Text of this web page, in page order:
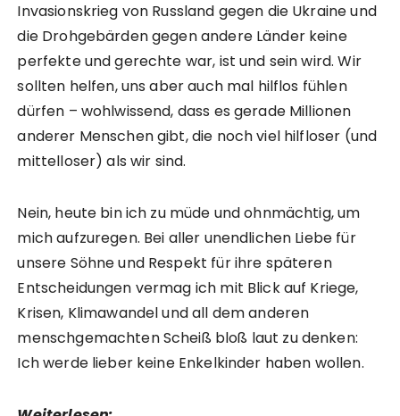
Invasionskrieg von Russland gegen die Ukraine und
die Drohgebärden gegen andere Länder keine
perfekte und gerechte war, ist und sein wird. Wir
sollten helfen, uns aber auch mal hilflos fühlen
dürfen – wohlwissend, dass es gerade Millionen
anderer Menschen gibt, die noch viel hilfloser (und
mittelloser) als wir sind.
Nein, heute bin ich zu müde und ohnmächtig, um
mich aufzuregen. Bei aller unendlichen Liebe für
unsere Söhne und Respekt für ihre späteren
Entscheidungen vermag ich mit Blick auf Kriege,
Krisen, Klimawandel und all dem anderen
menschgemachten Scheiß bloß laut zu denken:
Ich werde lieber keine Enkelkinder haben wollen.